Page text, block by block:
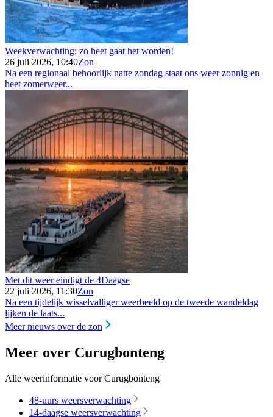
Weekverwachting: zo heet gaat het worden!
26 juli 2026, 10:40Zon
Na een regionaal behoorlijk natte zondag staat ons weer zonnig en
heet zomerweer...
Met dit weer eindigt de 4Daagse
22 juli 2026, 11:30Zon
Na een tijdelijk wisselvalliger weerbeeld op de tweede wandeldag
lijken de laats...
Meer nieuws over de zon
Meer over Curugbonteng
Alle weerinformatie voor Curugbonteng
48-uurs weersverwachting
14-daagse weersverwachting